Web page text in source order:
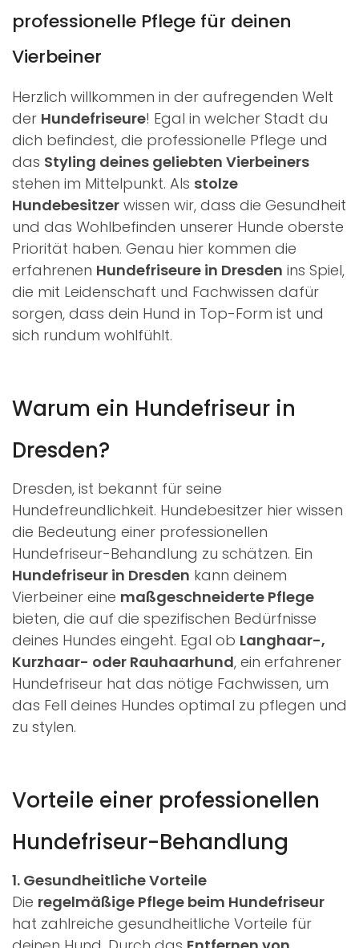
professionelle Pflege für deinen
Vierbeiner
Herzlich willkommen in der aufregenden Welt
der Hundefriseure! Egal in welcher Stadt du
dich befindest, die professionelle Pflege und
das Styling deines geliebten Vierbeiners
stehen im Mittelpunkt. Als stolze
Hundebesitzer wissen wir, dass die Gesundheit
und das Wohlbefinden unserer Hunde oberste
Priorität haben. Genau hier kommen die
erfahrenen Hundefriseure in Dresden ins Spiel,
die mit Leidenschaft und Fachwissen dafür
sorgen, dass dein Hund in Top-Form ist und
sich rundum wohlfühlt.
Warum ein Hundefriseur in
Dresden?
Dresden, ist bekannt für seine
Hundefreundlichkeit. Hundebesitzer hier wissen
die Bedeutung einer professionellen
Hundefriseur-Behandlung zu schätzen. Ein
Hundefriseur in Dresden kann deinem
Vierbeiner eine maßgeschneiderte Pflege
bieten, die auf die spezifischen Bedürfnisse
deines Hundes eingeht. Egal ob Langhaar-,
Kurzhaar- oder Rauhaarhund, ein erfahrener
Hundefriseur hat das nötige Fachwissen, um
das Fell deines Hundes optimal zu pflegen und
zu stylen.
Vorteile einer professionellen
Hundefriseur-Behandlung
1. Gesundheitliche Vorteile
Die regelmäßige Pflege beim Hundefriseur
hat zahlreiche gesundheitliche Vorteile für